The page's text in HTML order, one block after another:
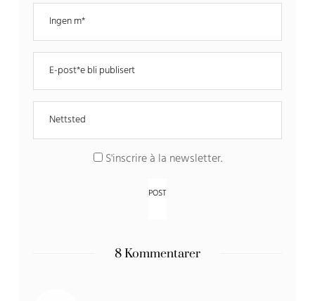
S'inscrire à la newsletter.
8 Kommentarer